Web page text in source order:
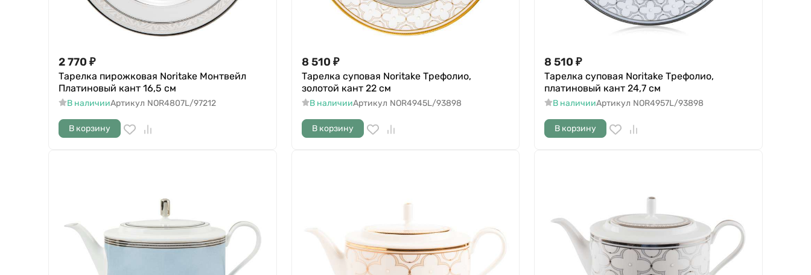
2 770 ₽
Тарелка пирожковая Noritake Монтвейл
Платиновый кант 16,5 см
В наличииАртикул NOR4807L/97212
В корзину
8 510 ₽
Тарелка суповая Noritake Трефолио,
золотой кант 22 см
В наличииАртикул NOR4945L/93898
В корзину
8 510 ₽
Тарелка суповая Noritake Трефолио,
платиновый кант 24,7 см
В наличииАртикул NOR4957L/93898
В корзину